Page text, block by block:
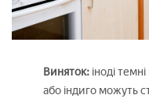
Виняток: іноді
або індиго можуть